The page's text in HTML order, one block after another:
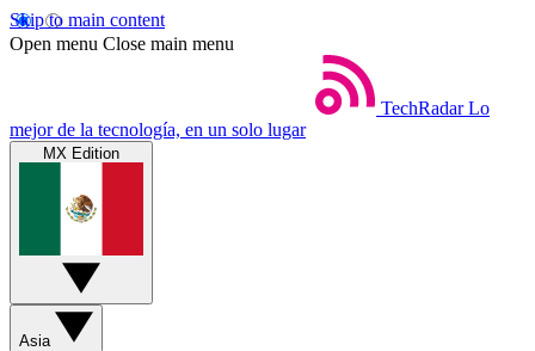
Skip to main content
Open menu Close main menu
TechRadar Lo
mejor de la tecnología, en un solo lugar
MX Edition
Asia